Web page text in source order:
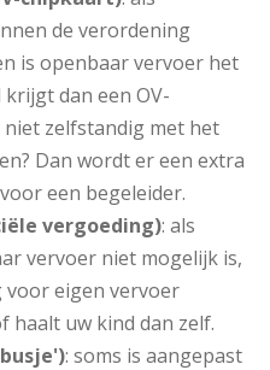
de verordening
is openbaar vervoer het
dan een OV-
zelfstandig met het
Dan wordt er een extra
een begeleider.
vergoeding): als
vervoer niet mogelijk is,
eigen vervoer
haalt uw kind dan zelf.
: soms is aangepast